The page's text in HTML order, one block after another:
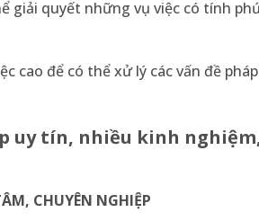
giải quyết những vụ việc có tính
cao để có thể xử lý các vấn đề
uy tín, nhiều kinh
CHUYÊN NGHIỆP